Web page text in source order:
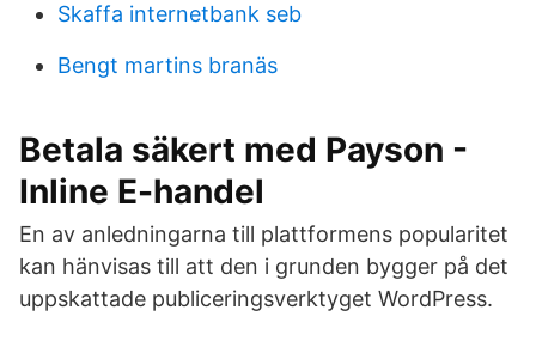
Skaffa internetbank seb
Bengt martins branäs
Betala säkert med Payson -
Inline E-handel
En av anledningarna till plattformens popularitet
kan hänvisas till att den i grunden bygger på det
uppskattade publiceringsverktyget WordPress.